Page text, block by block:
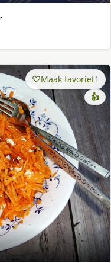
Maak favoriet1
👍